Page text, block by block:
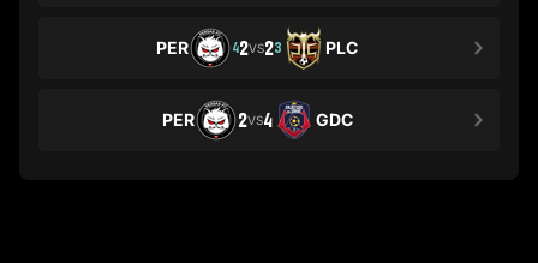
PER 42VS23 PLC
PER 2VS4 GDC